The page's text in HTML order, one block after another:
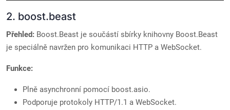
2. boost.beast
Přehled: Boost.Beast je součástí sbírky knihovny Boost.Beast
je speciálně navržen pro komunikaci HTTP a WebSocket.
Funkce:
Plně asynchronní pomocí boost.asio.
Podporuje protokoly HTTP/1.1 a WebSocket.